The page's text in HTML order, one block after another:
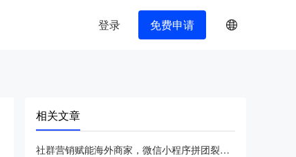
登录 免费申请
相关文章
社群营销赋能海外商家，微信小程序拼团裂变全流程解析